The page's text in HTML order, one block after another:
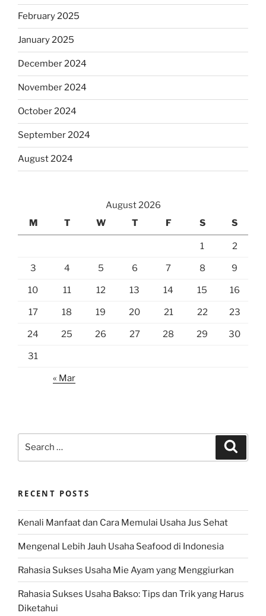
February 2025
January 2025
December 2024
November 2024
October 2024
September 2024
August 2024
August 2026
M
T W T F S S
1 2
3 4 5 6 7 8 9
10 11 12 13 14 15 16
17 18 19 20 21 22 23
24 25 26 27 28 29 30
31
« Mar
RECENT POSTS
Kenali Manfaat dan Cara Memulai Usaha Jus Sehat
Mengenal Lebih Jauh Usaha Seafood di Indonesia
Rahasia Sukses Usaha Mie Ayam yang Menggiurkan
Rahasia Sukses Usaha Bakso: Tips dan Trik yang Harus
Diketahui